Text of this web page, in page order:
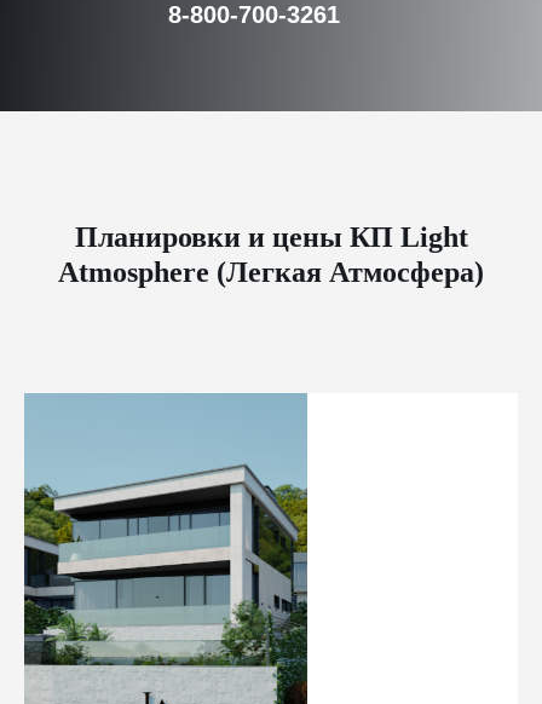
8-800-700-3261
Планировки и цены КП Light
Atmosphere (Легкая Атмосфера)